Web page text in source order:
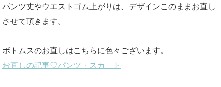
パンツ丈やウエストゴム上がりは、デザインこのままお直し
させて頂きます。
ボトムスのお直しはこちらに色々ございます。
お直しの記事♡パンツ・スカート